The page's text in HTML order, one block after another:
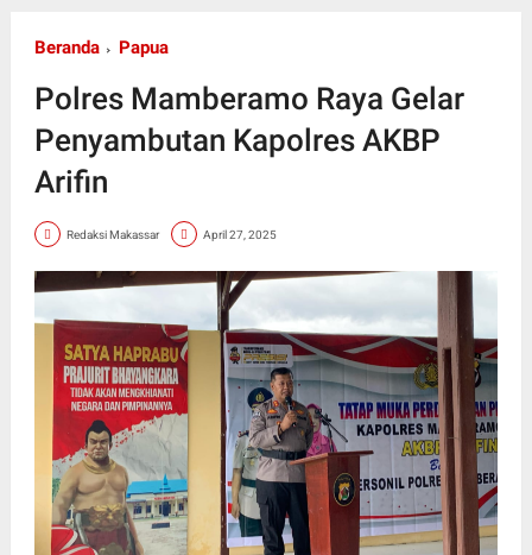
Beranda Papua
Polres Mamberamo Raya Gelar
Penyambutan Kapolres AKBP
Arifin
Redaksi Makassar April 27, 2025